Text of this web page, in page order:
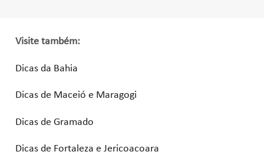
Visite também:
Dicas da Bahia
Dicas de Maceió e Maragogi
Dicas de Gramado
Dicas de Fortaleza e Jericoacoara